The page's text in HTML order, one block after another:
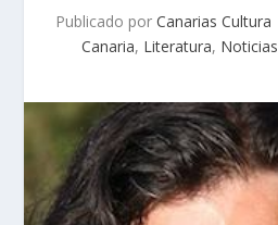
Publicado por Canarias Cultura
Canaria, Literatura, Noticias